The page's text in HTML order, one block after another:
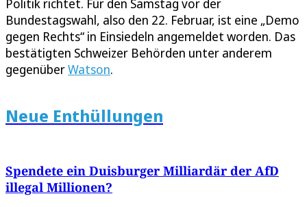
Politik richtet. Für den Samstag vor der
Bundestagswahl, also den 22. Februar, ist eine „Demo
gegen Rechts“ in Einsiedeln angemeldet worden. Das
bestätigten Schweizer Behörden unter anderem
gegenüberWatson.
Neue Enthüllungen
Spendete ein Duisburger Milliardär der AfD
illegal Millionen?